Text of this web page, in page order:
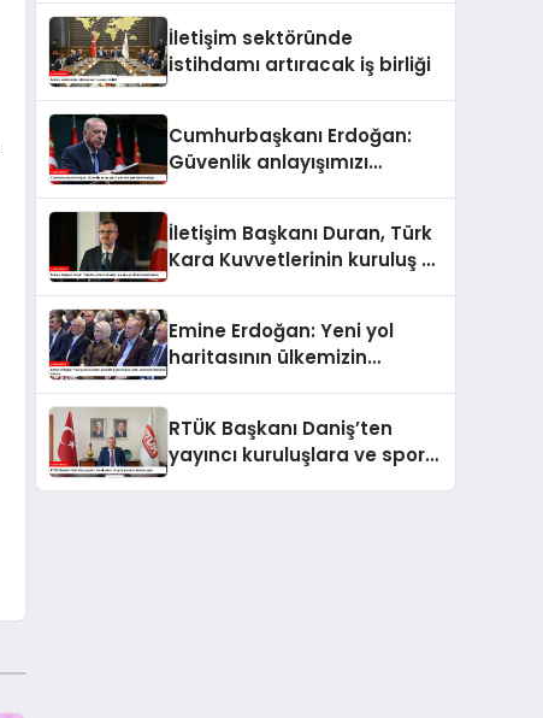
İletişim sektöründe
istihdamı artıracak iş birliği
Cumhurbaşkanı Erdoğan:
Güvenlik anlayışımızı
İletişim Başkanı Duran, Türk
Kara Kuvvetlerinin kuruluş yıl
Emine Erdoğan: Yeni yol
haritasının ülkemizin
RTÜK Başkanı Daniş’ten
yayıncı kuruluşlara ve spor